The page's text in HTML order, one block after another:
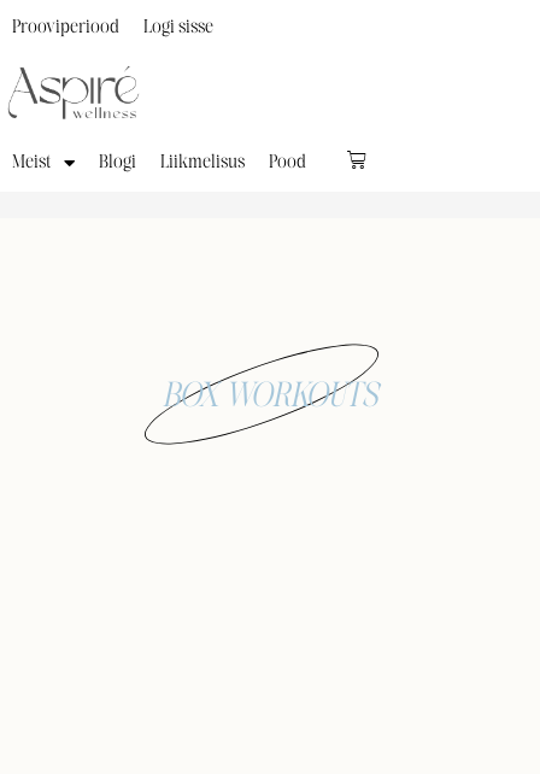
Meist Blogi Liikmelisus Pood
Prooviperiood Logi sisse
BOX WORKOUTS